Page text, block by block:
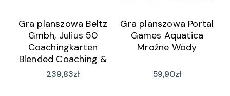
Gra planszowa Beltz
Gmbh, Julius 50
Coachingkarten
Blended Coaching &
Counseling (wersja
239,83zł
Gra planszowa Portal
Games Aquatica
Mroźne Wody
59,90zł